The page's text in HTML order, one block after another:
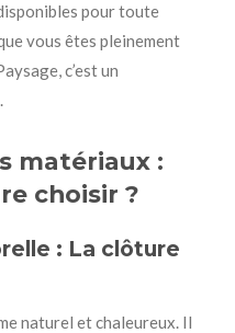
pour toute
vous êtes pleinement
c’est un
matériaux :
choisir ?
: La clôture
naturel et chaleureux. Il